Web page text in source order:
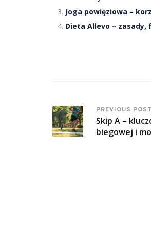
Joga powięziowa –
Dieta Allevo –
PREVIOUS POST
Skip A –
biegowej i